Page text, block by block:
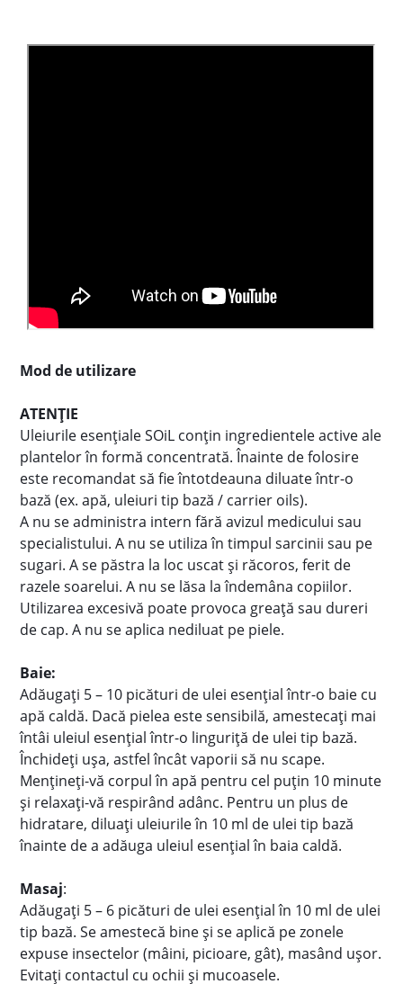
Mod de utilizare
ATENȚIE
Uleiurile esențiale SOiL conțin ingredientele active ale
plantelor în formă concentrată. Înainte de folosire
este recomandat să fie întotdeauna diluate într-o
bază (ex. apă, uleiuri tip bază / carrier oils).
A nu se administra intern fără avizul medicului sau
specialistului. A nu se utiliza în timpul sarcinii sau pe
sugari. A se păstra la loc uscat și răcoros, ferit de
razele soarelui. A nu se lăsa la îndemâna copiilor.
Utilizarea excesivă poate provoca greață sau dureri
de cap. A nu se aplica nediluat pe piele.
Baie:
Adăugați 5 – 10 picături de ulei esențial într-o baie cu
apă caldă. Dacă pielea este sensibilă, amestecați mai
întâi uleiul esențial într-o linguriță de ulei tip bază.
Închideți ușa, astfel încât vaporii să nu scape.
Mențineți-vă corpul în apă pentru cel puțin 10 minute
și relaxați-vă respirând adânc. Pentru un plus de
hidratare, diluați uleiurile în 10 ml de ulei tip bază
înainte de a adăuga uleiul esențial în baia caldă.
Masaj:
Adăugați 5 – 6 picături de ulei esențial în 10 ml de ulei
tip bază. Se amestecă bine și se aplică pe zonele
expuse insectelor (mâini, picioare, gât), masând ușor.
Evitați contactul cu ochii și mucoasele.